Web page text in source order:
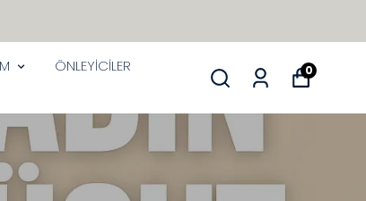
ÖNLEYİCİLER
0